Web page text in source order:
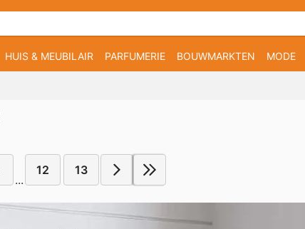
HUIS & MEUBILAIR PARFUMERIE BOUWMARKTEN MODE
...
12 13